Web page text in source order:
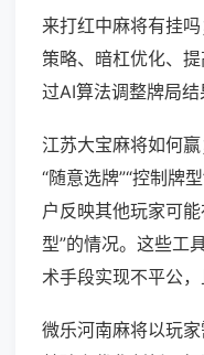
来打红中麻将有挂
策略、暗杠优化、
过AI算法调整牌局结
江苏大宝麻将如何
“随意选牌”“控制牌
户反映其他玩家可
型”的情况。这些工
术手段实现不平公，
微乐河南麻将以玩